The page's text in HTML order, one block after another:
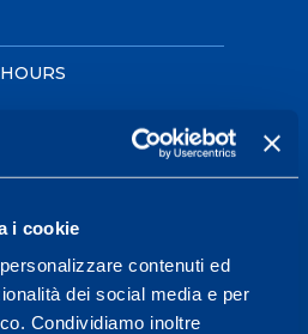
i cookie
contenuti ed
dei social media e per
Condividiamo inoltre
for high
and well-